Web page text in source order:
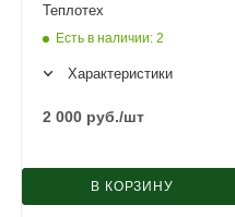
Теплотех
Есть в наличии: 2
Характеристики
2 000 руб./шт
В КОРЗИНУ